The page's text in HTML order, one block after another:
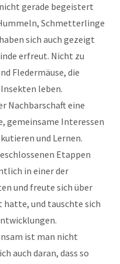
gerade begeistert
Schmetterlinge
sich auch gezeigt
erfreut. Nicht zu
Fledermäuse, die
leben.
Nachbarschaft eine
gemeinsame Interessen
und Lernen.
Etappen
in einer der
und freute sich über
hatte, und tauschte sich
ist man nicht
auch daran, dass so